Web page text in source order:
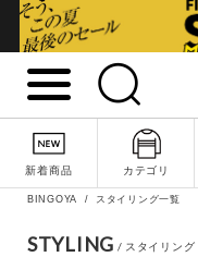
新着商品 カテゴリ
BINGOYA スタイリング一覧
STYLING